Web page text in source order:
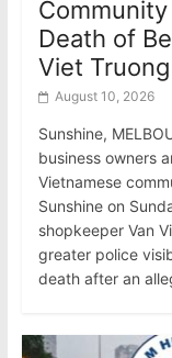
Death of
Viet Truong
August 10, 2026
Sunshine,
business owners
Vietnamese
Sunshine on
shopkeeper Van
greater police
death after an